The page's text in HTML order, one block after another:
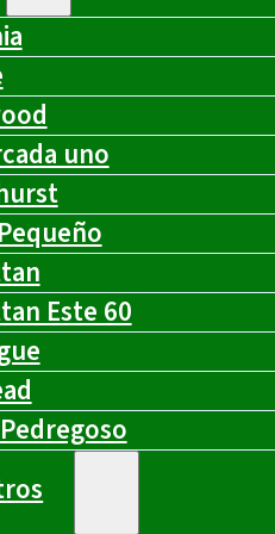
uno
Este 60